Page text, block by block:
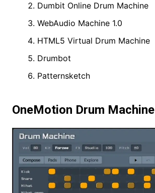
Dumbit Online Drum Machine
WebAudio Machine 1.0
HTML5 Virtual Drum Machine
Drumbot
Patternsketch
OneMotion Drum Machine